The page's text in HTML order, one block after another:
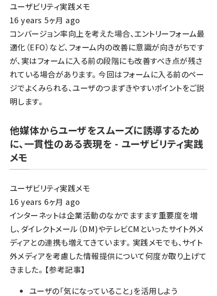
ユーザビリティ実践メモ
16 years 5ヶ月 ago
コンバージョン率向上を考えた場合、エントリーフォーム最
適化（EFO）など、フォーム内の改善に意識が向きがちです
が、実はフォームに入る前の段階にも改善すべき点が残さ
れている場合があります。 今回はフォームに入る前のペー
ジでよくみられる、ユーザのつまずきやすいポイントをご説
明します。
他媒体からユーザをスムーズに誘導するため
に、一貫性のある表現を - ユーザビリティ実践
メモ
ユーザビリティ実践メモ
16 years 6ヶ月 ago
インターネットは企業活動のなかでますます重要度を増
し、ダイレクトメール（DM)やテレビCMといったサイト外メ
ディアとの連携も増えてきています。 実践メモでも、サイト
外メディアを考慮した情報提供について何度か取り上げて
きました。 【参考記事】
ユーザの「気になっていること」を活用しよう